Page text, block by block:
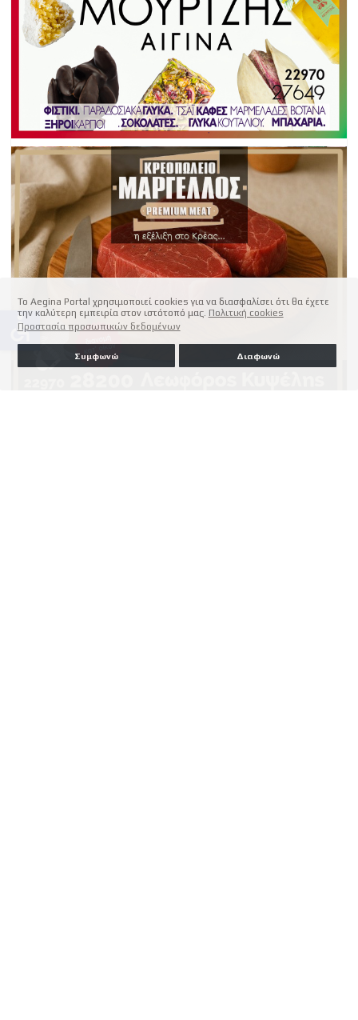
Το Aegina Portal χρησιμοποιεί cookies για να διασφαλίσει ότι θα έχετε
την καλύτερη εμπειρία στον ιστότοπό μας. Πολιτική cookies
Προστασία προσωπικών δεδομένων
Συμφωνώ Διαφωνώ
accessible